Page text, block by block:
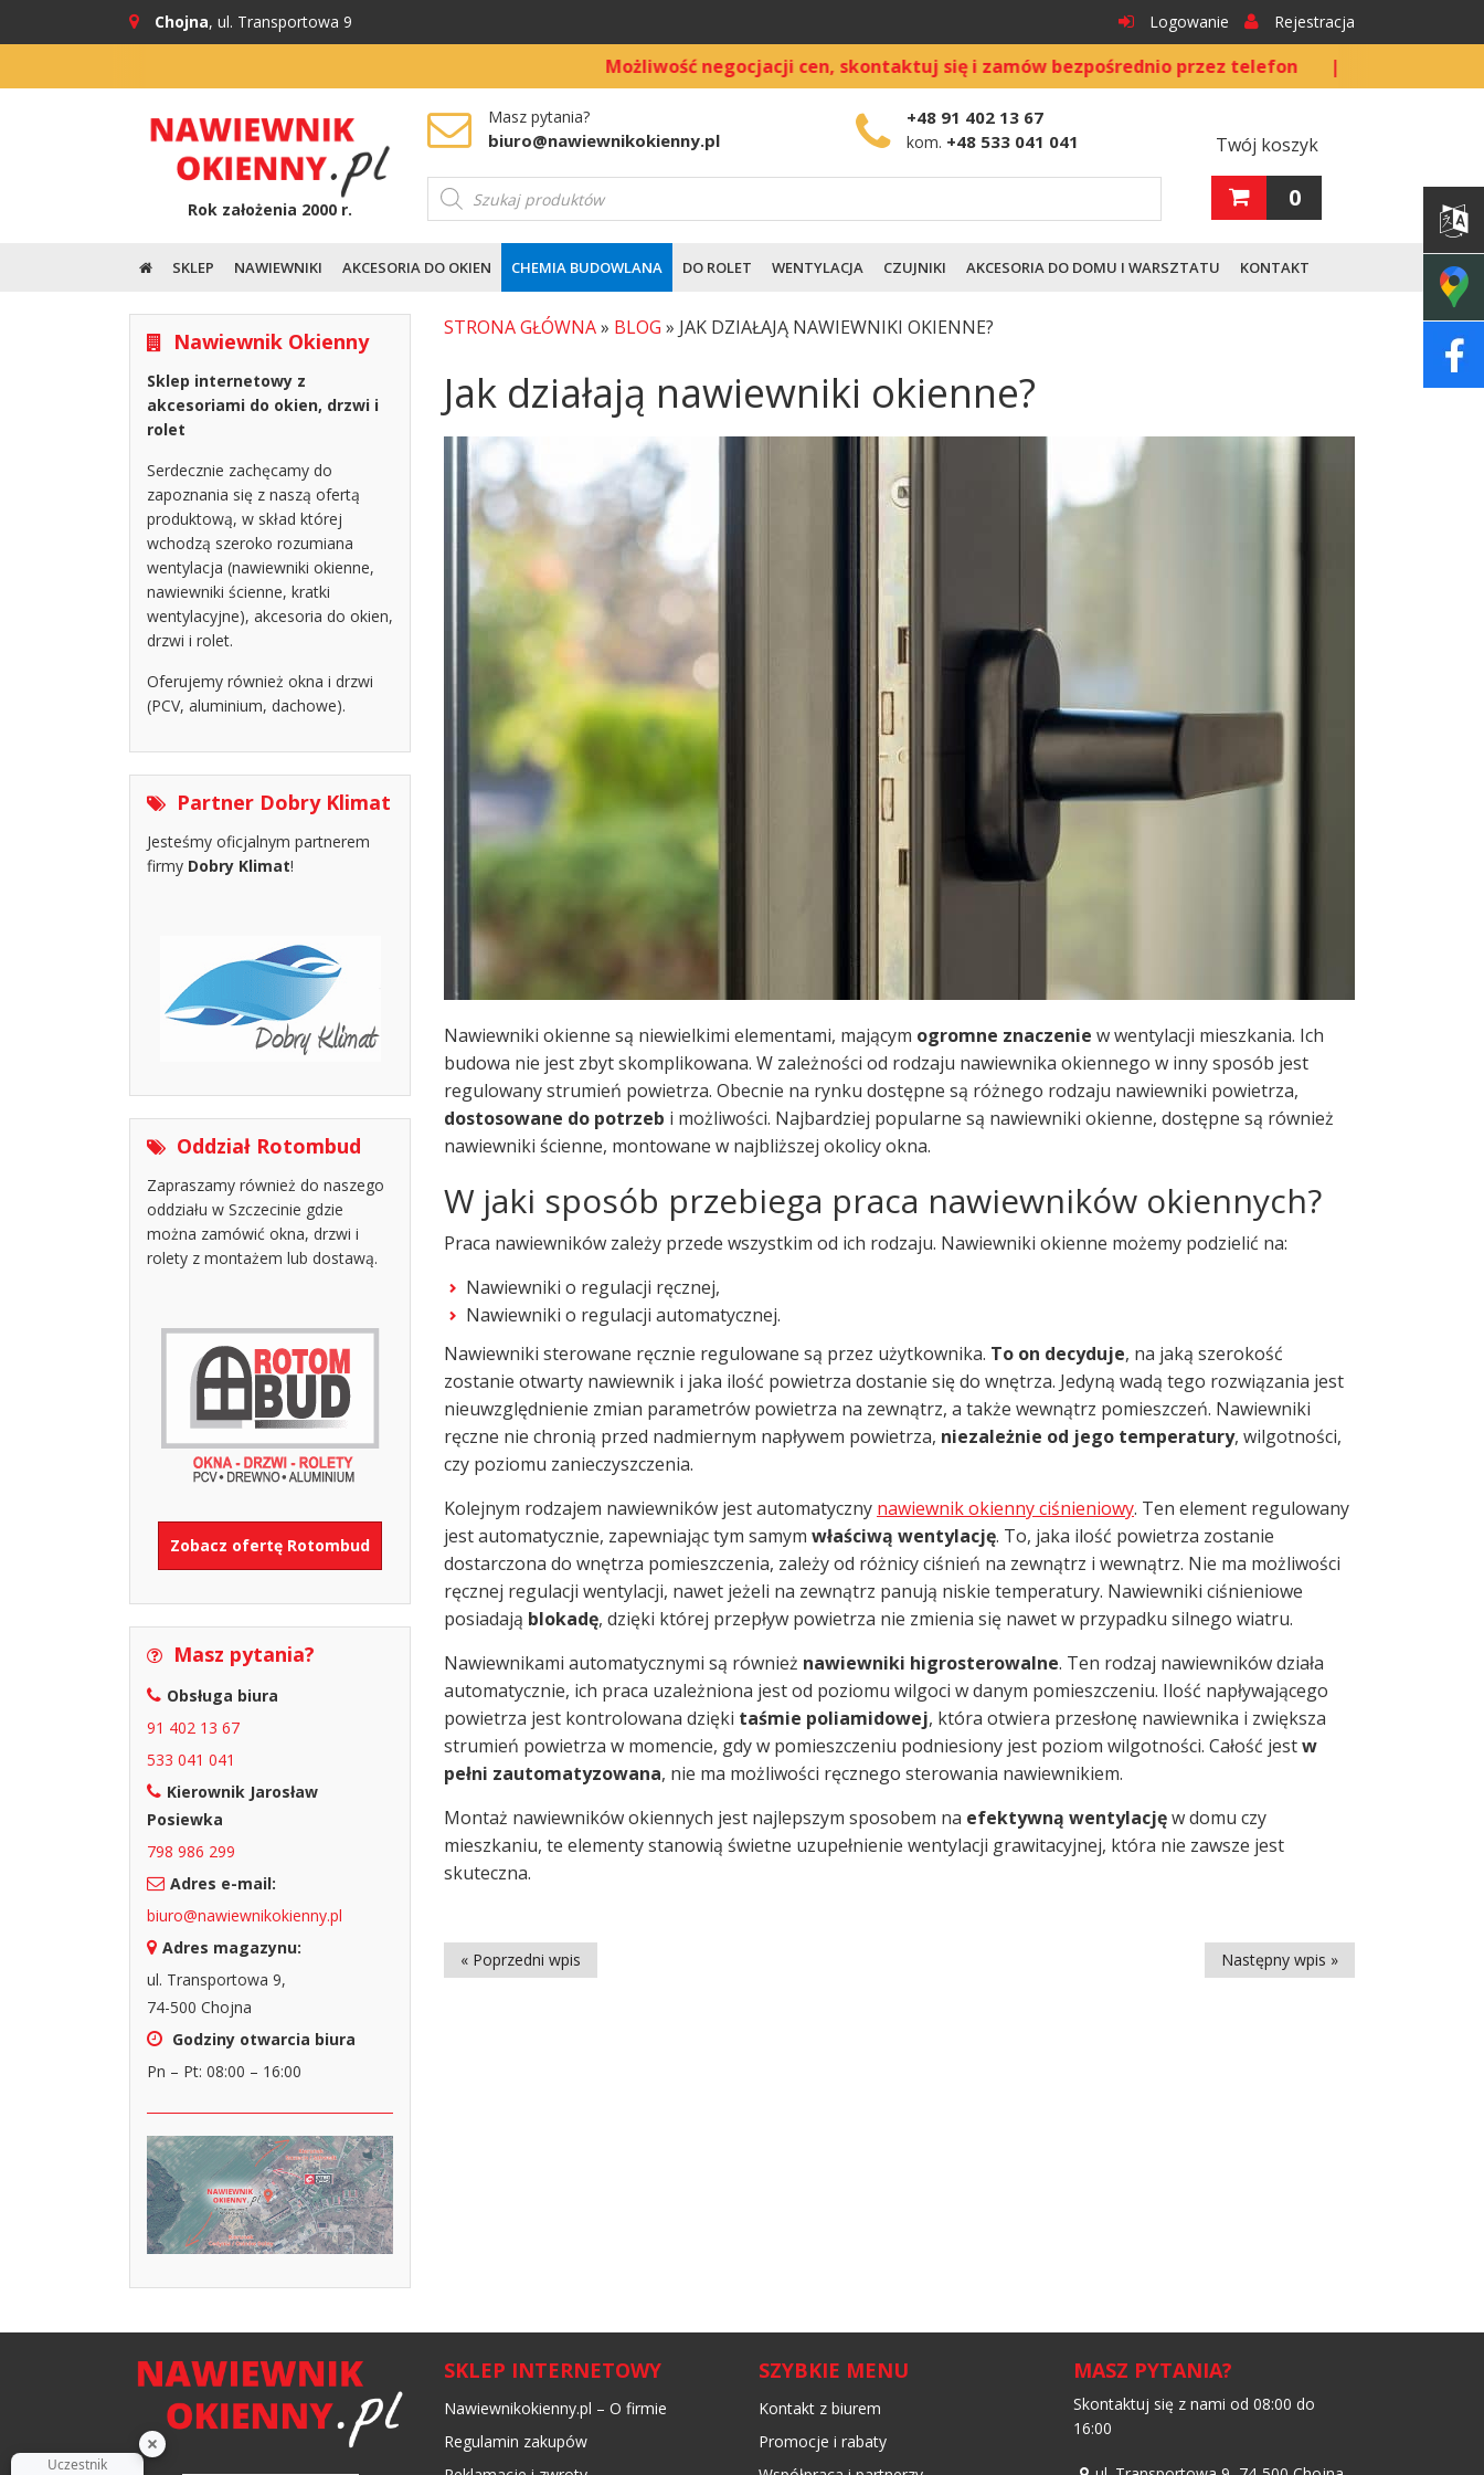
Chojna, ul. Transportowa 9 Logowanie Rejestracja
Możliwość negocjacji cen, skontaktuj się i zamów bezpośrednio przez telefon | Złóż zamówienie
Rok założenia 2000 r.
Masz pytania?
biuro@nawiewnikokienny.pl
+48 91 402 13 67
kom. +48 533 041 041
Wyszukiwarka
produktów
Twój koszyk
0
SKLEP NAWIEWNIKI AKCESORIA DO OKIEN CHEMIA BUDOWLANA DO ROLET WENTYLACJA CZUJNIKI AKCESORIA DO DOMU I WARSZTATU KONTAKT
Nawiewnik Okienny
Sklep internetowy z
akcesoriami do okien, drzwi i
rolet
Serdecznie zachęcamy do
zapoznania się z naszą ofertą
produktową, w skład której
wchodzą szeroko rozumiana
wentylacja (nawiewniki okienne,
nawiewniki ścienne, kratki
wentylacyjne), akcesoria do okien,
drzwi i rolet.
Oferujemy również okna i drzwi
(PCV, aluminium, dachowe).
Partner Dobry Klimat
Jesteśmy oficjalnym partnerem
firmy Dobry Klimat!
Oddział Rotombud
Zapraszamy również do naszego
oddziału w Szczecinie gdzie
można zamówić okna, drzwi i
rolety z montażem lub dostawą.
Zobacz ofertę Rotombud
Masz pytania?
Obsługa biura
91 402 13 67
533 041 041
Kierownik Jarosław
Posiewka
798 986 299
Adres e-mail:
biuro@nawiewnikokienny.pl
Adres magazynu:
ul. Transportowa 9,
74-500 Chojna
Godziny otwarcia biura
Pn – Pt: 08:00 – 16:00
STRONA GŁÓWNA» BLOG » JAK DZIAŁAJĄ NAWIEWNIKI OKIENNE?
Jak działają nawiewniki okienne?
Nawiewniki okienne są niewielkimi elementami, mającym ogromne znaczenie w wentylacji mieszkania. Ich
budowa nie jest zbyt skomplikowana. W zależności od rodzaju nawiewnika okiennego w inny sposób jest
regulowany strumień powietrza. Obecnie na rynku dostępne są różnego rodzaju nawiewniki powietrza,
dostosowane do potrzeb i możliwości. Najbardziej popularne są nawiewniki okienne, dostępne są również
nawiewniki ścienne, montowane w najbliższej okolicy okna.
W jaki sposób przebiega praca nawiewników okiennych?
Praca nawiewników zależy przede wszystkim od ich rodzaju. Nawiewniki okienne możemy podzielić na:
Nawiewniki o regulacji ręcznej,
Nawiewniki o regulacji automatycznej.
Nawiewniki sterowane ręcznie regulowane są przez użytkownika. To on decyduje, na jaką szerokość
zostanie otwarty nawiewnik i jaka ilość powietrza dostanie się do wnętrza. Jedyną wadą tego rozwiązania jest
nieuwzględnienie zmian parametrów powietrza na zewnątrz, a także wewnątrz pomieszczeń. Nawiewniki
ręczne nie chronią przed nadmiernym napływem powietrza, niezależnie od jego temperatury, wilgotności,
czy poziomu zanieczyszczenia.
Kolejnym rodzajem nawiewników jest automatyczny nawiewnik okienny ciśnieniowy. Ten element regulowany
jest automatycznie, zapewniając tym samym właściwą wentylację. To, jaka ilość powietrza zostanie
dostarczona do wnętrza pomieszczenia, zależy od różnicy ciśnień na zewnątrz i wewnątrz. Nie ma możliwości
ręcznej regulacji wentylacji, nawet jeżeli na zewnątrz panują niskie temperatury. Nawiewniki ciśnieniowe
posiadają blokadę, dzięki której przepływ powietrza nie zmienia się nawet w przypadku silnego wiatru.
Nawiewnikami automatycznymi są również nawiewniki higrosterowalne. Ten rodzaj nawiewników działa
automatycznie, ich praca uzależniona jest od poziomu wilgoci w danym pomieszczeniu. Ilość napływającego
powietrza jest kontrolowana dzięki taśmie poliamidowej, która otwiera przesłonę nawiewnika i zwiększa
strumień powietrza w momencie, gdy w pomieszczeniu podniesiony jest poziom wilgotności. Całość jestw
pełni zautomatyzowana, nie ma możliwości ręcznego sterowania nawiewnikiem.
Montaż nawiewników okiennych jest najlepszym sposobem na efektywną wentylacjęw domu czy
mieszkaniu, te elementy stanowią świetne uzupełnienie wentylacji grawitacyjnej, która nie zawsze jest
skuteczna.
« Poprzedni wpis Następny wpis »
SKLEP INTERNETOWY
Nawiewnikokienny.pl – O firmie
Regulamin zakupów
SZYBKIE MENU
Kontakt z biurem
Promocje i rabaty
MASZ PYTANIA?
Skontaktuj się z nami od 08:00 do
16:00